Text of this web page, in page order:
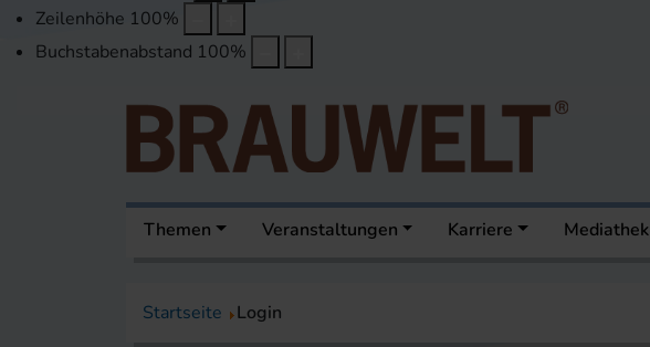
Zeilenhöhe 100%
Buchstabenabstand 100%
Themen Veranstaltungen Karriere Mediathek
Startseite Login